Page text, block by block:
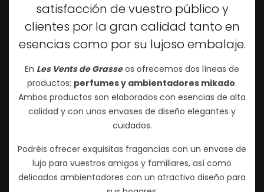
satisfacción de vuestro público y
clientes por la gran calidad tanto en
esencias como por su lujoso embalaje.
En Les Vents de Grasseos ofrecemos dos líneas de
productos; perfumes y ambientadores mikado.
Ambos productos son elaborados con esencias de alta
calidad y con unos envases de diseño elegantes y
cuidados.
Podréis ofrecer exquisitas fragancias con un envase de
lujo para vuestros amigos y familiares, así como
delicados ambientadores con un atractivo diseño para